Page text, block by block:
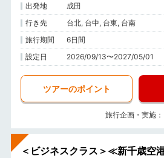
出発地
成田
行き先
台北, 台中, 台東, 台南
旅行期間
6日間
設定日
2026/09/13〜2027/05/01
ツアーのポイント
旅行企画・実施
＜ビジネスクラス＞≪新千歳空